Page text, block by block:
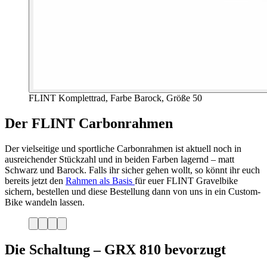
FLINT Komplettrad, Farbe Barock, Größe 50
Der FLINT Carbonrahmen
Der vielseitige und sportliche Carbonrahmen ist aktuell noch in
ausreichender Stückzahl und in beiden Farben lagernd – matt
Schwarz und Barock. Falls ihr sicher gehen wollt, so könnt ihr euch
bereits jetzt den Rahmen als Basis für euer FLINT Gravelbike
sichern, bestellen und diese Bestellung dann von uns in ein Custom-
Bike wandeln lassen.
Die Schaltung – GRX 810 bevorzugt